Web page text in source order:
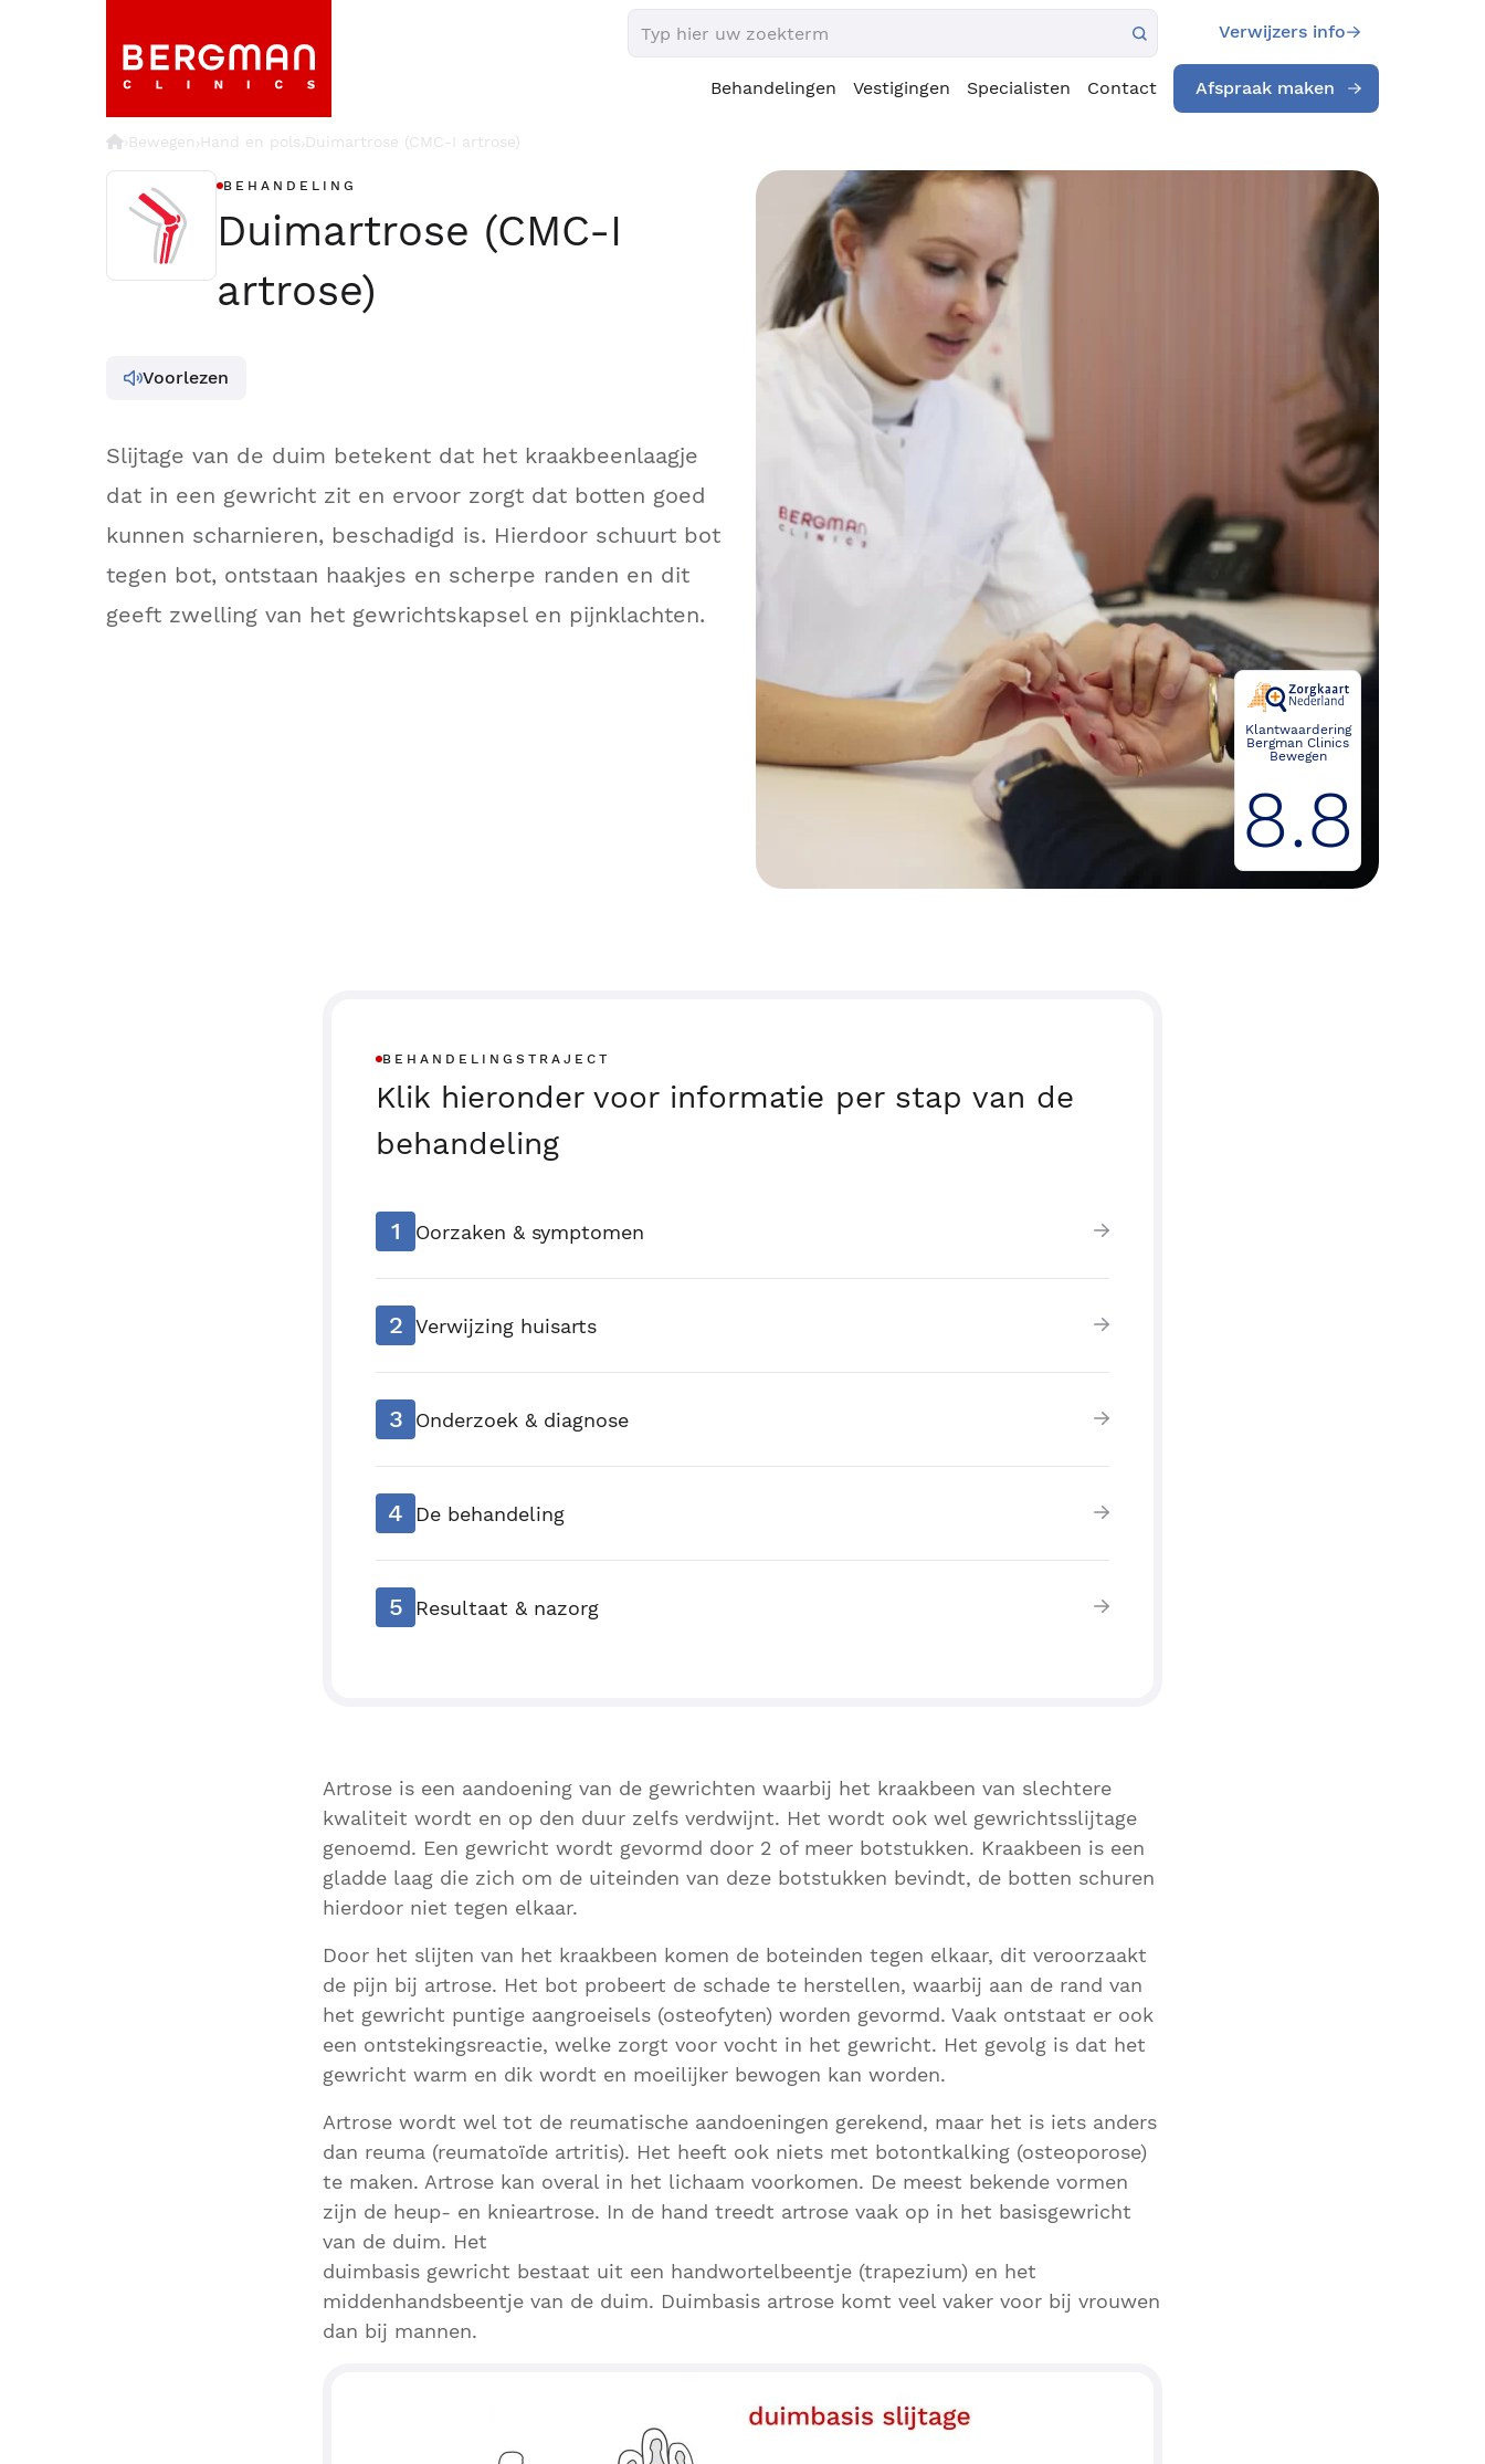
Verwijzers info
Behandelingen Vestigingen Specialisten Contact Afspraak maken
›Bewegen›Hand en pols›Duimartrose (CMC-I artrose)
BEHANDELING
Duimartrose (CMC-I
artrose)
Voorlezen
Slijtage van de duim betekent dat het kraakbeenlaagje
dat in een gewricht zit en ervoor zorgt dat botten goed
kunnen scharnieren, beschadigd is. Hierdoor schuurt bot
tegen bot, ontstaan haakjes en scherpe randen en dit
geeft zwelling van het gewrichtskapsel en pijnklachten.
Klantwaardering
Bergman Clinics
Bewegen
8.8
BEHANDELINGSTRAJECT
Klik hieronder voor informatie per stap van de
behandeling
1 Oorzaken & symptomen
2 Verwijzing huisarts
3 Onderzoek & diagnose
4 De behandeling
5 Resultaat & nazorg
Artrose is een aandoening van de gewrichten waarbij het kraakbeen van slechtere
kwaliteit wordt en op den duur zelfs verdwijnt. Het wordt ook wel gewrichtsslijtage
genoemd. Een gewricht wordt gevormd door 2 of meer botstukken. Kraakbeen is een
gladde laag die zich om de uiteinden van deze botstukken bevindt, de botten schuren
hierdoor niet tegen elkaar.
Door het slijten van het kraakbeen komen de boteinden tegen elkaar, dit veroorzaakt
de pijn bij artrose. Het bot probeert de schade te herstellen, waarbij aan de rand van
het gewricht puntige aangroeisels (osteofyten) worden gevormd. Vaak ontstaat er ook
een ontstekingsreactie, welke zorgt voor vocht in het gewricht. Het gevolg is dat het
gewricht warm en dik wordt en moeilijker bewogen kan worden.
Artrose wordt wel tot de reumatische aandoeningen gerekend, maar het is iets anders
dan reuma (reumatoïde artritis). Het heeft ook niets met botontkalking (osteoporose)
te maken. Artrose kan overal in het lichaam voorkomen. De meest bekende vormen
zijn de heup- en knieartrose. In de hand treedt artrose vaak op in het basisgewricht
van de duim. Het
duimbasis gewricht bestaat uit een handwortelbeentje (trapezium) en het
middenhandsbeentje van de duim. Duimbasis artrose komt veel vaker voor bij vrouwen
dan bij mannen.